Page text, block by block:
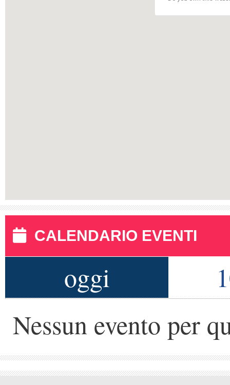
CALENDARIO EVENTI
oggi
Nessun evento per